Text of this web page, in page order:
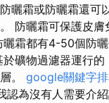
曬霜或防曬霜還可
防曬霜可保護皮
霜都有4-50個防
礦物過濾器運行的
。 google關鍵字
認為沒有人需要介